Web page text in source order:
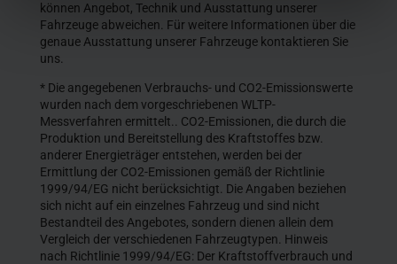
können Angebot, Technik und Ausstattung unserer
Fahrzeuge abweichen. Für weitere Informationen über die
genaue Ausstattung unserer Fahrzeuge kontaktieren Sie
uns.
* Die angegebenen Verbrauchs- und CO2-Emissionswerte
wurden nach dem vorgeschriebenen WLTP-
Messverfahren ermittelt.. CO2-Emissionen, die durch die
Produktion und Bereitstellung des Kraftstoffes bzw.
anderer Energieträger entstehen, werden bei der
Ermittlung der CO2-Emissionen gemäß der Richtlinie
1999/94/EG nicht berücksichtigt. Die Angaben beziehen
sich nicht auf ein einzelnes Fahrzeug und sind nicht
Bestandteil des Angebotes, sondern dienen allein dem
Vergleich der verschiedenen Fahrzeugtypen. Hinweis
nach Richtlinie 1999/94/EG: Der Kraftstoffverbrauch und